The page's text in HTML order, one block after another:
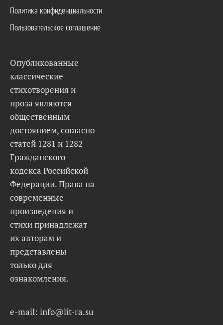
Политика конфиденциальности
Пользовательское соглашение
Опубликованные
классические
стихотворения и
проза являются
общественным
достоянием, согласно
статей 1281 и 1282
Гражданского
кодекса Российской
Федерации. Права на
современные
произведения и
стихи принадлежат
их авторам и
представлены
только для
ознакомления.
e-mail: info@lit-ra.su